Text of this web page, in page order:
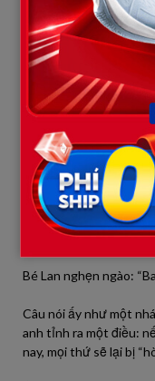
Chị Hương bật khóc,
mũi nào…”
Anh Nam lùi lại, giọng
bằng sự an toàn của con
Chị Chi ôm bé Lan
Ông Bảy và một anh
giác dạt ra nhường lối.
Trên đường, bé Lan
xuống nói: “Từ giờ,
vì ba về muộn.”
Bé Lan nghẹn ngào:
Câu nói ấy như một
anh tỉnh ra một điều:
nay, mọi thứ sẽ lại bị